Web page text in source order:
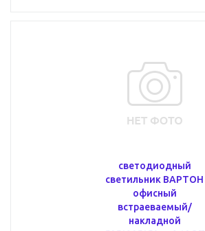
светодиодный
светильник ВАРТОН
офисный
встраеваемый/
накладной